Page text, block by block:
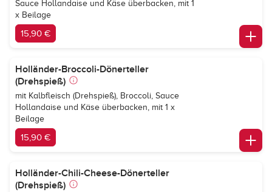
Sauce Hollandaise und Käse überbacken, mit 1
x Beilage
15,90 €
Holländer-Broccoli-Dönerteller
(Drehspieß)
mit Kalbfleisch (Drehspieß), Broccoli, Sauce
Hollandaise und Käse überbacken, mit 1 x
Beilage
15,90 €
Holländer-Chili-Cheese-Dönerteller
(Drehspieß)